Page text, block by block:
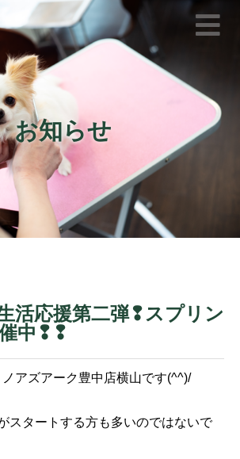
お知らせ
活応援第二弾❢スプリン
中❢❢
アズアーク豊中店横山です(^^)/
スタートする方も多いのではないで